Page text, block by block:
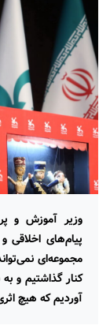
وزیر آموزش و
پیام‌های
مجموعه‌ای
کنار گذاشتیم و
آوردیم که هیچ